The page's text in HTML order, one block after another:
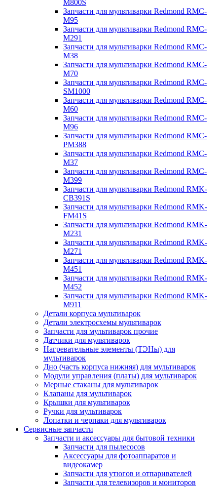
M800S
Запчасти для мультиварки Redmond RMC-
M95
Запчасти для мультиварки Redmond RMC-
M291
Запчасти для мультиварки Redmond RMC-
M38
Запчасти для мультиварки Redmond RMC-
M70
Запчасти для мультиварки Redmond RMC-
SM1000
Запчасти для мультиварки Redmond RMC-
M60
Запчасти для мультиварки Redmond RMC-
M96
Запчасти для мультиварки Redmond RMC-
PM388
Запчасти для мультиварки Redmond RMC-
M37
Запчасти для мультиварки Redmond RMC-
M399
Запчасти для мультиварки Redmond RMK-
CB391S
Запчасти для мультиварки Redmond RMK-
FM41S
Запчасти для мультиварки Redmond RMK-
M231
Запчасти для мультиварки Redmond RMK-
M271
Запчасти для мультиварки Redmond RMK-
M451
Запчасти для мультиварки Redmond RMK-
M452
Запчасти для мультиварки Redmond RMK-
M911
Детали корпуса мультиварок
Детали электросхемы мультиварок
Запчасти для мультиварок прочие
Датчики для мультиварок
Нагревательные элементы (ТЭНы) для
мультиварок
Дно (часть корпуса нижняя) для мультиварок
Модули управления (платы) для мультиварок
Мерные стаканы для мультиварок
Клапаны для мультиварок
Крышки для мультиварок
Ручки для мультиварок
Лопатки и черпаки для мультиварок
Сервисные запчасти
Запчасти и аксессуары для бытовой техники
Запчасти для пылесосов
Аксессуары для фотоаппаратов и
видеокамер
Запчасти для утюгов и отпаривателей
Запчасти для телевизоров и мониторов